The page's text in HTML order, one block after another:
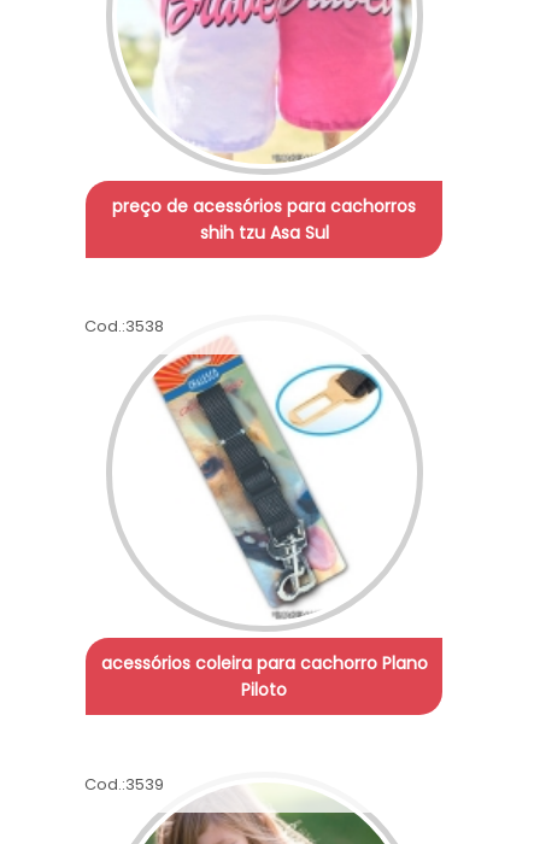
preço de acessórios para cachorros
shih tzu Asa Sul
Cod.:3538
acessórios coleira para cachorro Plano
Piloto
Cod.:3539